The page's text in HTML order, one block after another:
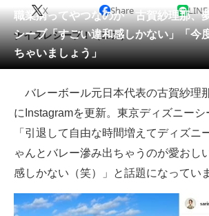
会員記事
メディア
注目記事を集めた総合ページ
スマホと通信の最新トレンド
進化するPCとデバイスの未来
職業病ってやつなのか 古賀紗理那、
シーブ「すごい違和感しかない」「今
ちゃいましょう」
X Share LINE
ナイスレシーブ！（エア）
バレーボール元日本代表の古賀紗理
にInstagramを更新。東京ディズニー
「引退して自由な時間増えてディズニ
ゃんとバレー滲み出ちゃうのが愛おし
感しかない（笑）」と話題になってい